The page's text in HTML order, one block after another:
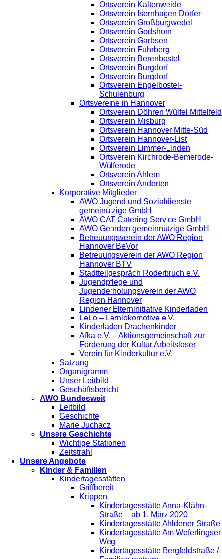
Ortsverein Kaltenweide
Ortsverein Isernhagen Dörfer
Ortsverein Großburgwedel
Ortsverein Godshorn
Ortsverein Garbsen
Ortsverein Fuhrberg
Ortsverein Berenbostel
Ortsverein Burgdorf
Ortsverein Burgdorf
Ortsverein Engelbostel-
Schulenburg
Ortsvereine in Hannover
Ortsverein Döhren Wülfel Mittelfeld
Ortsverein Misburg
Ortsverein Hannover Mitte-Süd
Ortsverein Hannover-List
Ortsverein Limmer-Linden
Ortsverein Kirchrode-Bemerode-
Wülferode
Ortsverein Ahlem
Ortsverein Anderten
Korporative Mitglieder
AWO Jugend und Sozialdienste
gemeinützige GmbH
AWO CAT Catering Service GmbH
AWO Gehrden gemeinnützige GmbH
Betreuungsverein der AWO Region
Hannover BeVor
Betreuungsverein der AWO Region
Hannover BTV
Stadtteilgespräch Roderbruch e.V.
Jugendpflege und
Jugenderholungsverein der AWO
Region Hannover
Lindener Elterninitiative Kinderladen
LeLo – Lernlokomotive e.V.
Kinderladen Drachenkinder
Afka e.V. – Aktionsgemeinschaft zur
Förderung der Kultur Arbeitsloser
Verein für Kinderkultur e.V.
Satzung
Organigramm
Unser Leitbild
Geschäftsbericht
AWO Bundesweit
Leitbild
Geschichte
Marie Juchacz
Unsere Geschichte
Wichtige Stationen
Zeitstrahl
Unsere Angebote
Kinder & Familien
Kindertagesstätten
Griffbereit
Krippen
Kindertagesstätte Anna-Klähn-
Straße – ab 1. März 2020
Kindertagesstätte Ahldener Straße
Kindertagesstätte Am Weferlingser
Weg
Kindertagesstätte Bergfeldstraße /